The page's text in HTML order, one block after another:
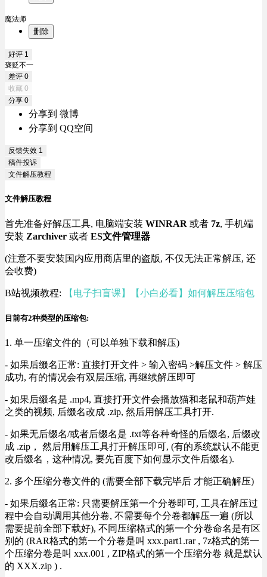
魔法师
删除
好评 1
褒贬不一
差评 0
收藏 0
分享 0
分享到 微博
分享到 QQ空间
反馈失效 1
稿件投诉
文件解压教程
文件解压教程
首先准备好解压工具, 电脑端安装 WINRAR 或者 7z, 手机端
安装 Zarchiver 或者 ES文件管理器
(注意不要安装国内应用商店里的盗版, 不仅无法正常解压, 还
会收费)
B站视频教程: 【电子扫盲课】【小白必看】如何解压压缩包
目前有2种类型的压缩包:
1. 单一压缩文件的（可以单独下载和解压)
- 如果后缀名正常: 直接打开文件 > 输入密码 >解压文件 > 解压
成功, 有的情况会有双层压缩, 再继续解压即可
- 如果后缀名是 .mp4, 直接打开文件会播放猫和老鼠和葫芦娃
之类的视频, 后缀名改成 .zip, 然后用解压工具打开.
- 如果无后缀名/或者后缀名是 .txt等各种奇怪的后缀名, 后缀改
成 .zip， 然后用解压工具打开解压即可, (有的系统默认不能更
改后缀名，这种情况, 要先百度下如何显示文件后缀名).
2. 多个压缩分卷文件的 (需要全部下载完毕后 才能正确解压)
- 如果后缀名正常: 只需要解压第一个分卷即可, 工具在解压过
程中会自动调用其他分卷, 不需要每个分卷都解压一遍 (所以
需要提前全部下载好), 不同压缩格式的第一个分卷命名是有区
别的 (RAR格式的第一个分卷是叫 xxx.part1.rar , 7z格式的第一
个压缩分卷是叫 xxx.001 , ZIP格式的第一个压缩分卷 就是默认
的 XXX.zip ) .